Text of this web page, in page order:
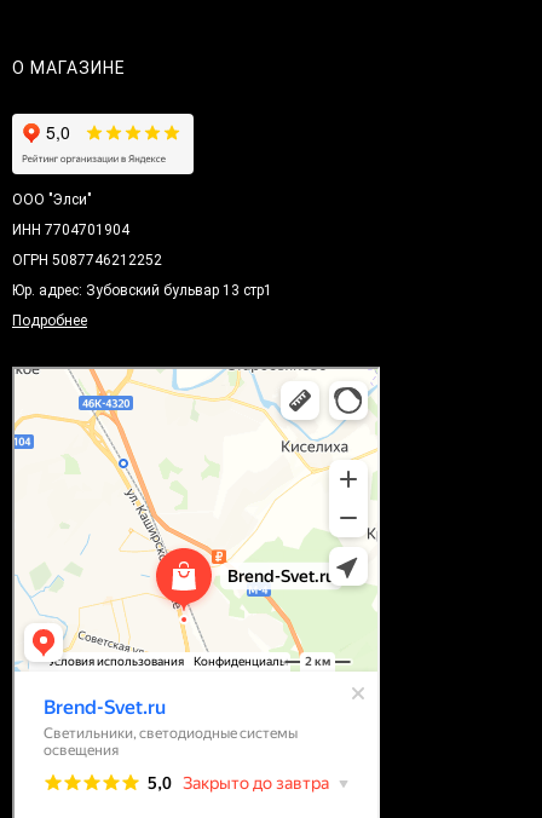
О МАГАЗИНЕ
ООО "Элси"
ИНН 7704701904
ОГРН 5087746212252
Юр. адрес: Зубовский бульвар 13 стр1
Подробнее